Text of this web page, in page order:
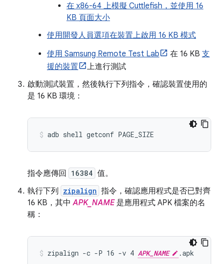
在 x86-64 上模擬 Cuttlefish，並使用 16
KB 頁面大小
使用開發人員選項在裝置上啟用 16 KB 模式
使用 Samsung Remote Test Lab
在 16 KB 支
援的裝置
上進行測試
啟動測試裝置，然後執行下列指令，確認裝置使用的
是 16 KB 環境：
指令應傳回 16384 值。
執行下列 zipalign 指令，確認應用程式是否已對齊
16 KB，其中APK_NAME是應用程式 APK 檔案的名
稱：
zipalign -c -P 16 -v 4 APK_NAME